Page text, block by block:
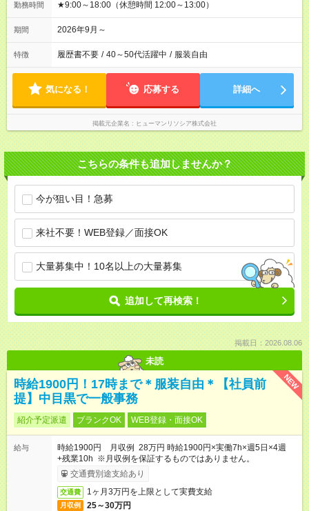
勤務時間 ★9:00～18:00（休憩時間 12:00～13:00）
期間 2026年9月～
特徴 履歴書不要 / 40～50代活躍中 / 服装自由
気になる！ 応募する 詳細へ
掲載元企業名 ヒューマンリソシア株式会社
こちらの条件も追加しませんか？
今が狙い目！急募
来社不要！WEB登録／面接OK
大量募集中！10名以上の大量募集
追加して再検索！
掲載日：2026.08.06
未読
NEW
時給1900円！17時まで＊服装自由＊【社員前
提】中目黒で一般事務
紹介予定派遣 ブランクOK WEB登録・面接OK
給与
時給1900円 月収例 28万円 時給1900円×実働7h×週5日×4週
+残業10h ※月収例を保証するものではありません。
交通費別途支給あり
交通費 1ヶ月3万円を上限として実費支給
月収例 25～30万円